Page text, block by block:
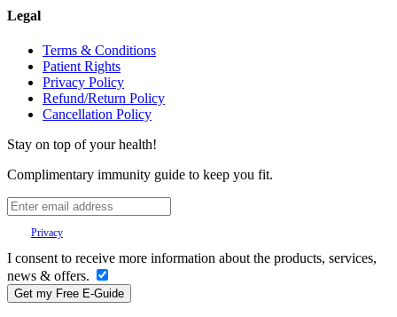
Legal
Terms & Conditions
Patient Rights
Privacy Policy
Refund/Return Policy
Cancellation Policy
Stay on top of your health!
Complimentary immunity guide to keep you fit.
Privacy
I consent to receive more information about the products, services,
news & offers.